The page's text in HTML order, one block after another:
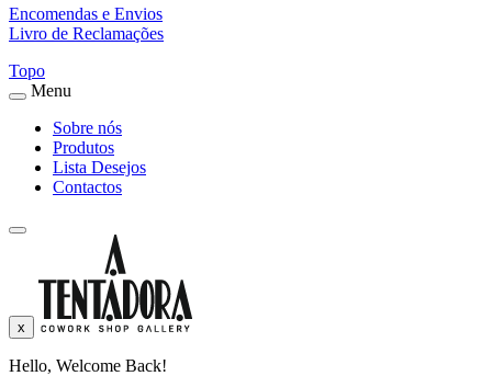
Encomendas e Envios
Livro de Reclamações
Topo
Menu
Sobre nós
Produtos
Lista Desejos
Contactos
x
Hello, Welcome Back!